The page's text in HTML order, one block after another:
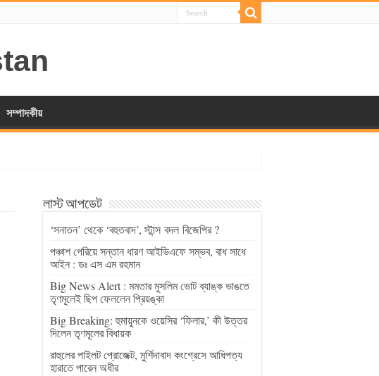
সম্পাদকীয়
লাস্ট আপডেট
‘সনাতন’ থেকে ‘বহুতবাদ’, স্টান্স বদল বিজেপির ?
পঞ্চাশ পেরিয়ে সন্তান ধারণ আইভিএফে সম্ভব, বাধ সাধে
আইন : ডঃ এস এম রহমান
Big News Alert : মমতার মুসলিম ভোট ব্যাঙ্ক ভাঙতে
তৃণমূলেই ছিপ ফেললেন প্রিয়ঙ্কা
Big Breaking: হুমায়ুনকে ওয়েসির ‘ফিলার,’ কী উত্তর
দিলেন তৃণমূলের বিধায়ক
রাহুলের পাইলট প্রোজেক্ট, মুর্শিদাবাদ কংগ্রেসে আধিপত্য
হারাতে পারেন অধীর